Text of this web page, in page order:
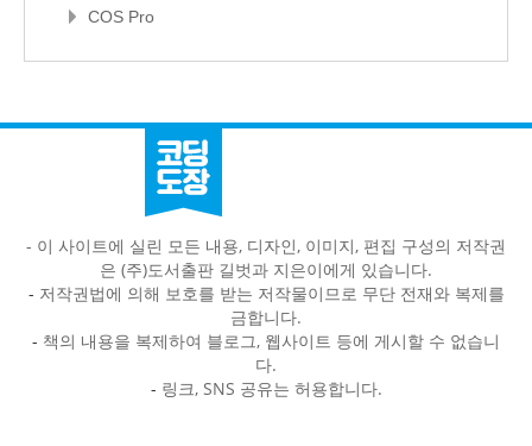
COS Pro
- 이 사이트에 실린 모든 내용, 디자인, 이미지, 편집 구성의 저작권
은 (주)도서출판 길벗과 지은이에게 있습니다.
- 저작권법에 의해 보호를 받는 저작물이므로 무단 전재와 복제를
금합니다.
- 책의 내용을 복제하여 블로그, 웹사이트 등에 게시할 수 없습니
다.
- 링크, SNS 공유는 허용합니다.